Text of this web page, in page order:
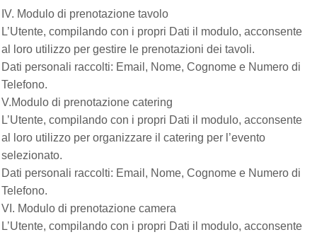
IV. Modulo di prenotazione tavolo
L’Utente, compilando con i propri Dati il modulo, acconsente
al loro utilizzo per gestire le prenotazioni dei tavoli.
Dati personali raccolti: Email, Nome, Cognome e Numero di
Telefono.
V.Modulo di prenotazione catering
L’Utente, compilando con i propri Dati il modulo, acconsente
al loro utilizzo per organizzare il catering per l’evento
selezionato.
Dati personali raccolti: Email, Nome, Cognome e Numero di
Telefono.
VI. Modulo di prenotazione camera
L’Utente, compilando con i propri Dati il modulo, acconsente